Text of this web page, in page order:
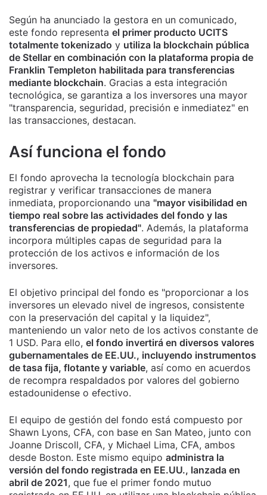
Según ha anunciado la gestora en un comunicado,
este fondo representa el primer producto UCITS
totalmente tokenizado y utiliza la blockchain pública
de Stellar en combinación con la plataforma propia de
Franklin Templeton habilitada para transferencias
mediante blockchain. Gracias a esta integración
tecnológica, se garantiza a los inversores una mayor
"transparencia, seguridad, precisión e inmediatez" en
las transacciones, destacan.
Así funciona el fondo
El fondo aprovecha la tecnología blockchain para
registrar y verificar transacciones de manera
inmediata, proporcionando una "mayor visibilidad en
tiempo real sobre las actividades del fondo y las
transferencias de propiedad". Además, la plataforma
incorpora múltiples capas de seguridad para la
protección de los activos e información de los
inversores.
El objetivo principal del fondo es "proporcionar a los
inversores un elevado nivel de ingresos, consistente
con la preservación del capital y la liquidez",
manteniendo un valor neto de los activos constante de
1 USD. Para ello, el fondo invertirá en diversos valores
gubernamentales de EE.UU., incluyendo instrumentos
de tasa fija, flotante y variable, así como en acuerdos
de recompra respaldados por valores del gobierno
estadounidense o efectivo.
El equipo de gestión del fondo está compuesto por
Shawn Lyons, CFA, con base en San Mateo, junto con
Joanne Driscoll, CFA, y Michael Lima, CFA, ambos
desde Boston. Este mismo equipo administra la
versión del fondo registrada en EE.UU., lanzada en
abril de 2021, que fue el primer fondo mutuo